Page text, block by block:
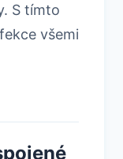
S tímto
všemi